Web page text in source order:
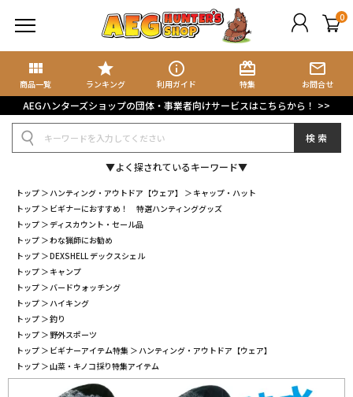
0
view_module
商品一覧
star
ランキング
info_outline
利用ガイド
card_giftcard
特集
mail_outline
お問合せ
AEGハンターズショップの団体・事業者向けサービスはこちらから！ >>
検索
▼よく探されているキーワード▼
品検索 ブログ検索
会員登録
ページ
に入り
記事
ップブログ
立ち情報
トップ ハンティング・アウトドア【ウェア】
キャップ・ハット
トップ
ビギナーにおすすめ！ 特選ハンティンググッズ
トップ
ディスカウント・セール品
トップ
わな猟師にお勧め
トップ
DEXSHELL デックスシェル
トップ
キャンプ
トップ
バードウォッチング
トップ
ハイキング
トップ
釣り
トップ
野外スポーツ
トップ
ビギナーアイテム特集
ハンティング・アウトドア【ウェア】
トップ
山菜・キノコ採り特集アイテム